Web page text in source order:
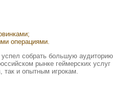
операциями.
собрать большую аудиторию
рынке геймерских услуг
так и опытным игрокам.